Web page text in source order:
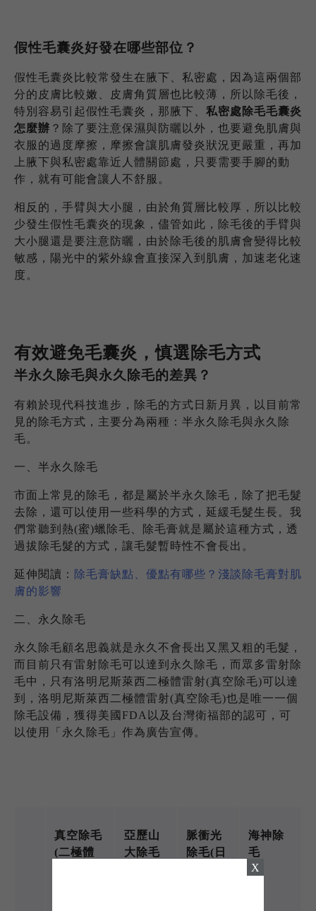
假性毛囊炎好發在哪些部位？
假性毛囊炎比較常發生在腋下、私密處，因為這兩個部
分的皮膚比較嫩、皮膚角質層也比較薄，所以除毛後，
特別容易引起假性毛囊炎，那腋下、 私密處除毛毛囊炎
怎麼辦 ？除了要注意保濕與防曬以外，也要避免肌膚與
衣服的過度摩擦，摩擦會讓肌膚發炎狀況更嚴重，再加
上腋下與私密處靠近人體關節處，只要需要手腳的動
作，就有可能會讓人不舒服。
相反的，手臂與大小腿，由於角質層比較厚，所以比較
少發生假性毛囊炎的現象，儘管如此，除毛後的手臂與
大小腿還是要注意防曬，由於除毛後的肌膚會變得比較
敏感，陽光中的紫外線會直接深入到肌膚，加速老化速
度。
有效避免毛囊炎，慎選除毛方式
半永久除毛與永久除毛的差異？
有賴於現代科技進步，除毛的方式日新月異，以目前常
見的除毛方式，主要分為兩種：半永久除毛與永久除
毛。
一、半永久除毛
市面上常見的除毛，都是屬於半永久除毛，除了把毛髮
去除，還可以使用一些科學的方式，延緩毛髮生長。我
們常聽到熱(蜜)蠟除毛、除毛膏就是屬於這種方式，透
過拔除毛髮的方式，讓毛髮暫時性不會長出。
延伸閱讀： 除毛膏缺點、優點有哪些？淺談除毛膏對肌
膚的影響
二、永久除毛
永久除毛顧名思義就是永久不會長出又黑又粗的毛髮，
而目前只有雷射除毛可以達到永久除毛，而眾多雷射除
毛中，只有洛明尼斯萊西二極體雷射(真空除毛)可以達
到，洛明尼斯萊西二極體雷射(真空除毛)也是唯一一個
除毛設備，獲得美國FDA以及台灣衛福部的認可，可
以使用「永久除毛」作為廣告宣傳。
真空除毛
(二極體
亞歷山
大除毛
脈衝光
除毛(日
海神除
毛
X